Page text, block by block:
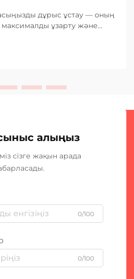
дұрыс ұстау — оның
максималды ұзарту және
шарт. Өнеркәсіптік
алыңыз
сізге жақын арада
0/100
0/100